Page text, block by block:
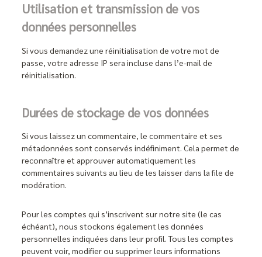
Utilisation et transmission de vos
données personnelles
Si vous demandez une réinitialisation de votre mot de
passe, votre adresse IP sera incluse dans l’e-mail de
réinitialisation.
Durées de stockage de vos données
Si vous laissez un commentaire, le commentaire et ses
métadonnées sont conservés indéfiniment. Cela permet de
reconnaître et approuver automatiquement les
commentaires suivants au lieu de les laisser dans la file de
modération.
Pour les comptes qui s’inscrivent sur notre site (le cas
échéant), nous stockons également les données
personnelles indiquées dans leur profil. Tous les comptes
peuvent voir, modifier ou supprimer leurs informations